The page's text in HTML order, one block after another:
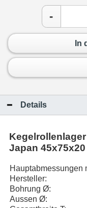
-
In
Details
Kegelrollenlager
Japan 45x75x20
Hauptabmessungen
Hersteller:
Bohrung Ø:
Aussen Ø: